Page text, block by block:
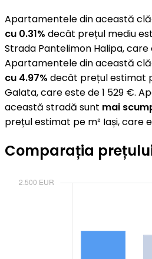
Apartamentele din această
cu 0.31% decât prețul mediu
Strada Pantelimon Halipa, care
Apartamentele din această
cu 4.97% decât prețul estimat
Galata, care este de 1 529 €.
această stradă sunt mai
prețul estimat pe m² Iași, care
Comparația